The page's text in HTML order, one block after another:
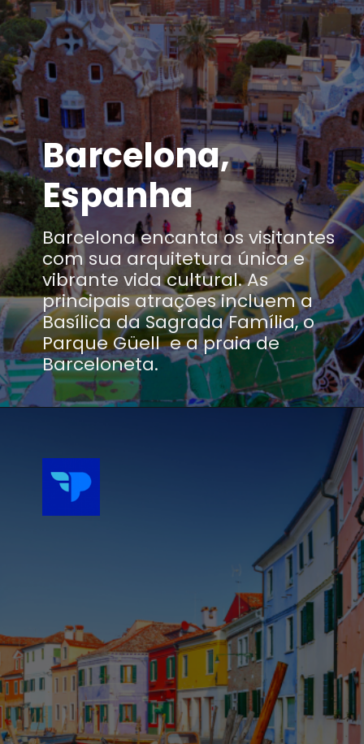
Barcelona,
Espanha
Barcelona encanta os visitantes
com sua arquitetura única e
vibrante vida cultural. As
principais atrações incluem a
Basílica da Sagrada Família, o
Parque Güell e a praia de
Barceloneta.